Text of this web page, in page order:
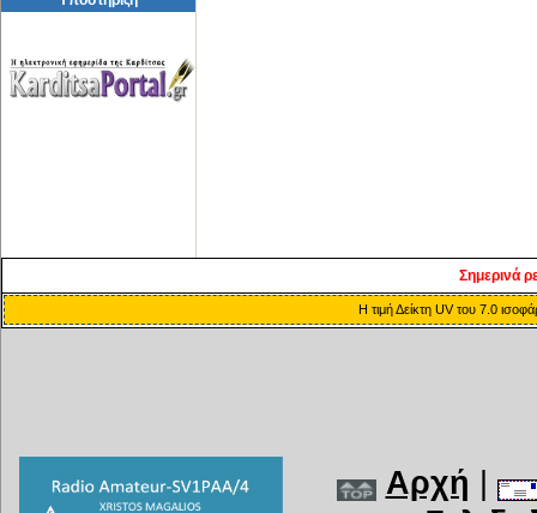
Σημερινά
Η τιμή Δείκτη UV του 7.0
Αρχή